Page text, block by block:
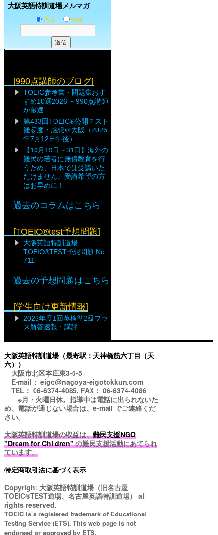
大阪英語特訓道場メルマガ
購読 解除
[990点講師のブログ]
TOEIC参考書・問題集おす
すめ10選2026 ～990点講師
が厳選
第433回TOEIC®公開テスト
難易度・感想＠大阪（2026
年7月12日午後）
【10月19日～31日】海外の
難民の若者に無償教育を行
うため、日本では受講いた
だけません。受講希望の方
はお早めに！
過去のコラムはこちら
[TOEIC®test予想問題]
大阪英語特訓道場
TOEIC®TEST予想問題 No.
711
過去の予想問題はこちら
[学生向け更新情報]
2026年度1回英検準2級プラ
ス解答速報・講評
大阪英語特訓道場（最寄駅：天神橋筋六丁目（天
六））
大阪市北区本庄東3-6-5
E-mail： eigo@nagoya-eigotokkun.com
TEL： 06-6374-4085, FAX： 06-6374-4086
※月・火曜日休。指導中は電話に出られないた
め、電話が通じない場合は、e-mail でご連絡くだ
さい。
大阪英語特訓道場の収益は、難民支援NGO
"Dream for Children"の難民支援活動にあてられ
ています。
特定商取引法に基づく表示
Copyright 大阪英語特訓道場（旧名古屋
TOEIC®TEST道場、名古屋英語特訓道場） all
rights reserved.
TOEIC is a registered trademark of Educational
Testing Service (ETS). This web page is not
endorsed or approved by ETS.